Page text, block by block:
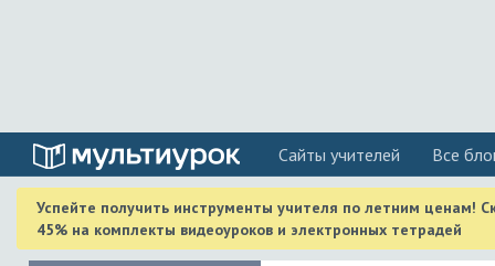
Cайты учителей Все
Успейте получить инструменты учителя по летним ценам!
45% на комплекты видеоуроков и электронных тетрадей